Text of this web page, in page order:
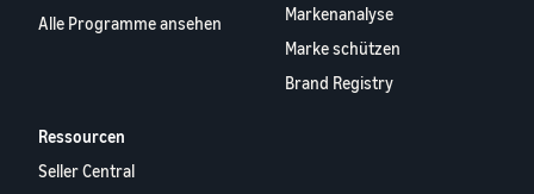
Alle Programme ansehen
Markenanalyse
Marke schützen
Brand Registry
Ressourcen
Seller Central